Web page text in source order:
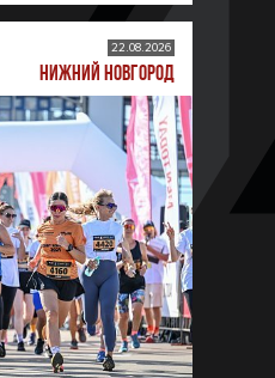
22.08.2026
НИЖНИЙ НОВГОРОД